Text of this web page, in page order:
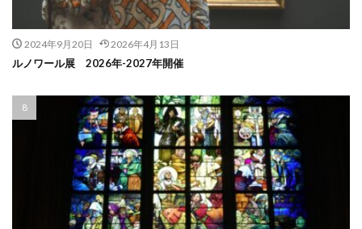
2024年9月20日 2026年4月13日
ルノワール展 2026年-2027年開催